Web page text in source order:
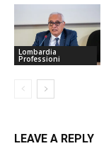
Lombardia
Professioni
LEAVE A REPLY